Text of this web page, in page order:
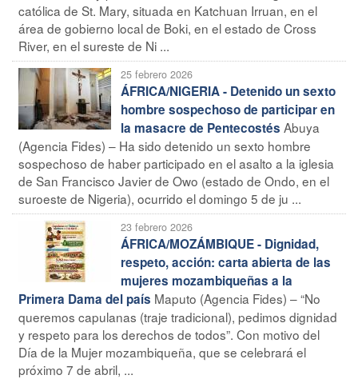
católica de St. Mary, situada en Katchuan Irruan, en el
área de gobierno local de Boki, en el estado de Cross
River, en el sureste de Ni ...
25 febrero 2026
ÁFRICA/NIGERIA - Detenido un sexto
hombre sospechoso de participar en
la masacre de Pentecostés Abuya
(Agencia Fides) – Ha sido detenido un sexto hombre
sospechoso de haber participado en el asalto a la iglesia
de San Francisco Javier de Owo (estado de Ondo, en el
suroeste de Nigeria), ocurrido el domingo 5 de ju ...
23 febrero 2026
ÁFRICA/MOZÁMBIQUE - Dignidad,
respeto, acción: carta abierta de las
mujeres mozambiqueñas a la
Primera Dama del país Maputo (Agencia Fides) – “No
queremos capulanas (traje tradicional), pedimos dignidad
y respeto para los derechos de todos”. Con motivo del
Día de la Mujer mozambiqueña, que se celebrará el
próximo 7 de abril, ...